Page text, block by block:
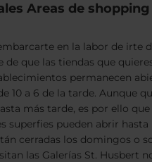
Areas de
en la labor de irte
de que las tiendas que
permanecen
10 a 6 de la tarde. Aunque
más tarde, es por ello
superfies pueden abrir
cerradas los domingos o
las Galerías St. Husbert